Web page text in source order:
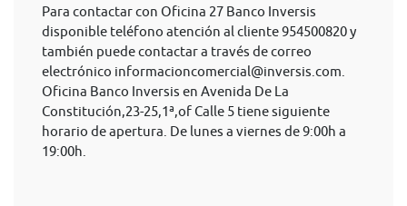
Para contactar con Oficina 27 Banco Inversis
disponible teléfono atención al cliente 954500820 y
también puede contactar a través de correo
electrónico informacioncomercial@inversis.com
Oficina Banco Inversis en Avenida De La
Constitución,23-25,1ª,of Calle 5 tiene siguiente
horario de apertura. De lunes a viernes de 9:00h a
19:00h.